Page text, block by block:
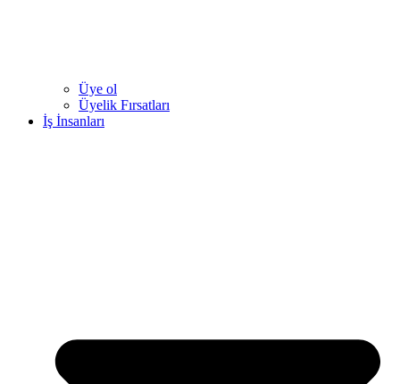
Üye ol
Üyelik Fırsatları
İş İnsanları